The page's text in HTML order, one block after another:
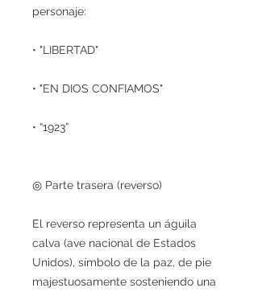
personaje:
• "LIBERTAD"
• "EN DIOS CONFIAMOS"
• “1923”
◎ Parte trasera (reverso)
El reverso representa un águila
calva (ave nacional de Estados
Unidos), símbolo de la paz, de pie
majestuosamente sosteniendo una